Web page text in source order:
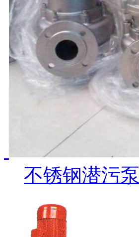
不锈钢潜污泵